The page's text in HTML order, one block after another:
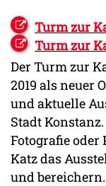
Turm zur
Turm zur
Der Turm zur
2019 als neuer
und aktuelle
Stadt
Fotografie
Katz das
und bereichern.